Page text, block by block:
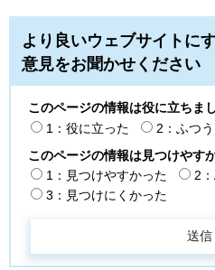
より良いウェブサイトに
意見をお聞かせください
このページの情報は役に立ちま
1：役に立った
2：ふつう
このページの情報は見つけやす
1：見つけやすかった
2
3：見つけにくかった